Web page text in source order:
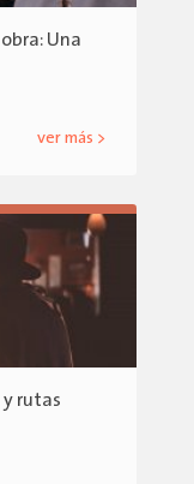
Una
ver más >
y rutas